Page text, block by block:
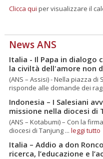
Clicca qui per visualizzare il
News ANS
Italia - Il Papa in dialogo
la civiltà dell'amore non
(ANS – Assisi) - Nella piazza
risponde alle domande dei
Indonesia – I Salesiani
missione nella diocesi di
(ANS – Kotabumi) – Con la
diocesi di Tanjung ... leggi tutto
Italia – Addio a don
ricerca, l’educazione e